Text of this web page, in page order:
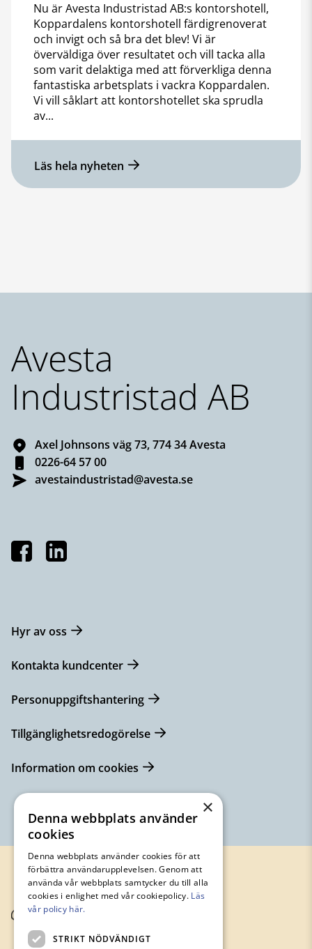
Nu är Avesta Industristad AB:s kontorshotell,
Koppardalens kontorshotell färdigrenoverat
och invigt och så bra det blev! Vi är
överväldiga över resultatet och vill tacka alla
som varit delaktiga med att förverkliga denna
fantastiska arbetsplats i vackra Koppardalen.
Vi vill såklart att kontorshotellet ska sprudla
av...
Läs hela nyheten
Avesta
Industristad AB
Axel Johnsons väg 73, 774 34 Avesta
0226-64 57 00
avestaindustristad@avesta.se
Hyr av oss
Kontakta kundcenter
Personuppgiftshantering
Tillgänglighetsredogörelse
Information om cookies
×
Denna webbplats använder
cookies
Denna webbplats använder cookies för att
förbättra användarupplevelsen. Genom att
använda vår webbplats samtycker du till alla
cookies i enlighet med vår cookiepolicy. Läs
vår policy här.
STRIKT NÖDVÄNDIGT